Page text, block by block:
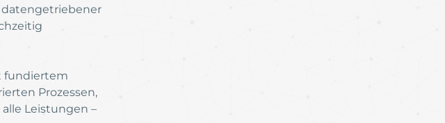
fundiertem
Prozessen,
Leistungen –